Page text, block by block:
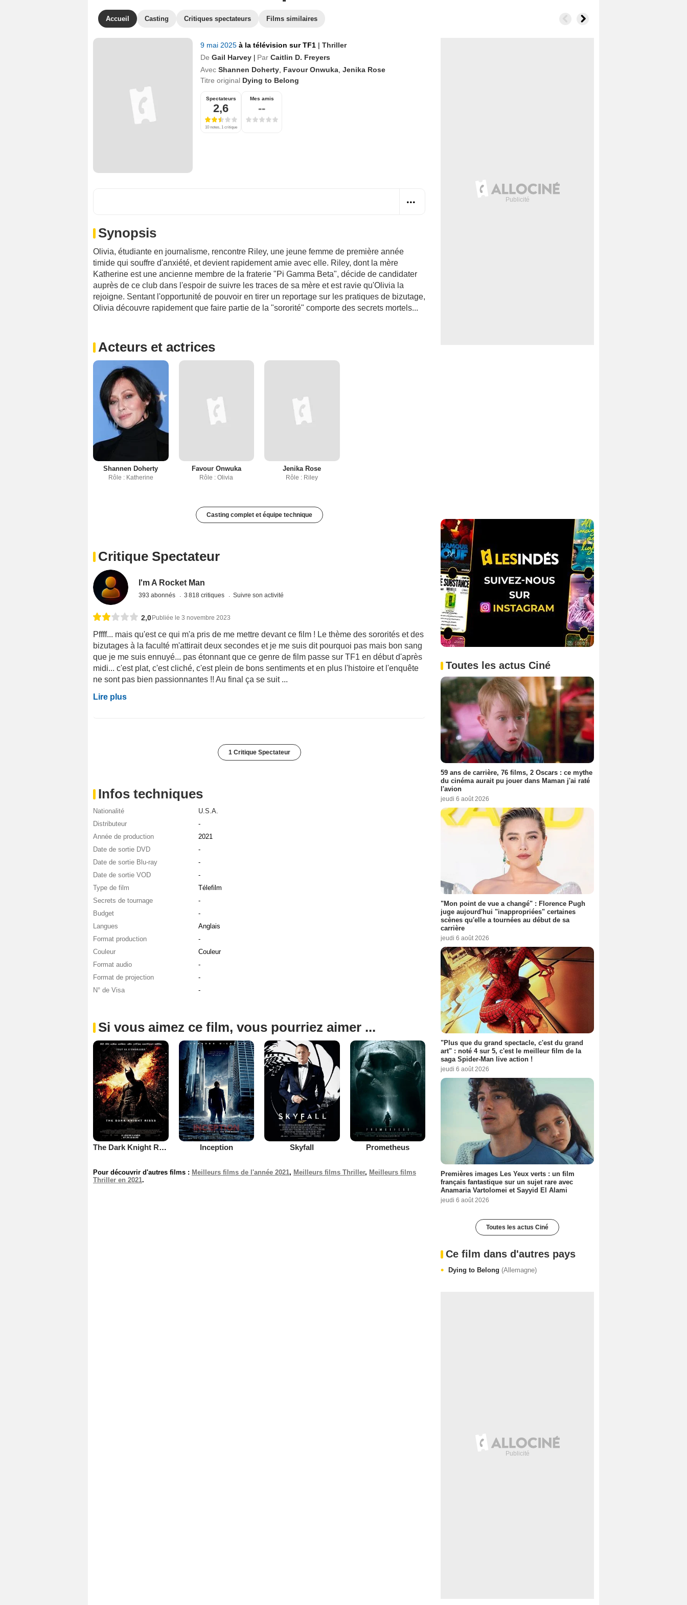
Accueil Casting Critiques spectateurs Films similaires
9 mai 2025 à la télévision sur TF1 | Thriller
De Gail Harvey Par Caitlin D. Freyers
Avec Shannen Doherty Favour Onwuka Jenika Rose
Titre original Dying to Belong
Spectateurs
2,6
10 notes, 1 critique
Mes amis
--
Synopsis
Olivia, étudiante en journalisme, rencontre Riley, une jeune femme de première année
timide qui souffre d'anxiété, et devient rapidement amie avec elle. Riley, dont la mère
Katherine est une ancienne membre de la fraterie "Pi Gamma Beta", décide de candidater
auprès de ce club dans l'espoir de suivre les traces de sa mère et est ravie qu'Olivia la
rejoigne. Sentant l'opportunité de pouvoir en tirer un reportage sur les pratiques de bizutage,
Olivia découvre rapidement que faire partie de la "sororité" comporte des secrets mortels...
Acteurs et actrices
Shannen Doherty
Rôle : Katherine
Favour Onwuka
Rôle : Olivia
Jenika Rose
Rôle : Riley
Casting complet et équipe technique
Critique Spectateur
I'm A Rocket Man
393 abonnés 3 818 critiques Suivre son activité
2,0 Publiée le 3 novembre 2023
Pffff... mais qu'est ce qui m'a pris de me mettre devant ce film ! Le thème des sororités et des
bizutages à la faculté m'attirait deux secondes et je me suis dit pourquoi pas mais bon sang
que je me suis ennuyé... pas étonnant que ce genre de film passe sur TF1 en début d'après
midi... c'est plat, c'est cliché, c'est plein de bons sentiments et en plus l'histoire et l'enquête
ne sont pas bien passionnantes !! Au final ça se suit ...
Lire plus
1 Critique Spectateur
Infos techniques
Nationalité
U.S.A.
Distributeur
-
Année de production
2021
Date de sortie DVD
-
Date de sortie Blu-ray
-
Date de sortie VOD
-
Type de film
Télefilm
Secrets de tournage
-
Budget
-
Langues
Anglais
Format production
-
Couleur
Couleur
Format audio
-
Format de projection
-
N° de Visa
-
Si vous aimez ce film, vous pourriez aimer ...
The Dark Knight Rises Inception Skyfall Prometheus
Pour découvrir d'autres films : Meilleurs films de l'année 2021, Meilleurs films Thriller, Meilleurs films
Thriller en 2021.
Toutes les actus Ciné
59 ans de carrière, 76 films, 2 Oscars : ce mythe
du cinéma aurait pu jouer dans Maman j'ai raté
l'avion
jeudi 6 août 2026
"Mon point de vue a changé" : Florence Pugh
juge aujourd'hui "inappropriées" certaines
scènes qu'elle a tournées au début de sa
carrière
jeudi 6 août 2026
"Plus que du grand spectacle, c'est du grand
art" : noté 4 sur 5, c'est le meilleur film de la
saga Spider-Man live action !
jeudi 6 août 2026
Premières images Les Yeux verts : un film
français fantastique sur un sujet rare avec
Anamaria Vartolomei et Sayyid El Alami
jeudi 6 août 2026
Toutes les actus Ciné
Ce film dans d'autres pays
Dying to Belong (Allemagne)